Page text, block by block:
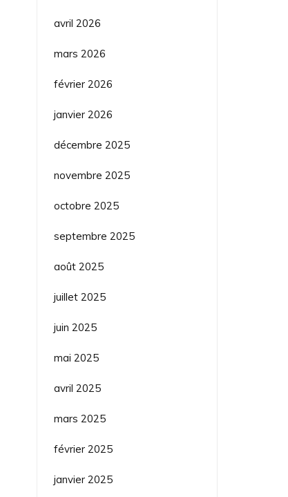
avril 2026
mars 2026
février 2026
janvier 2026
décembre 2025
novembre 2025
octobre 2025
septembre 2025
août 2025
juillet 2025
juin 2025
mai 2025
avril 2025
mars 2025
février 2025
janvier 2025